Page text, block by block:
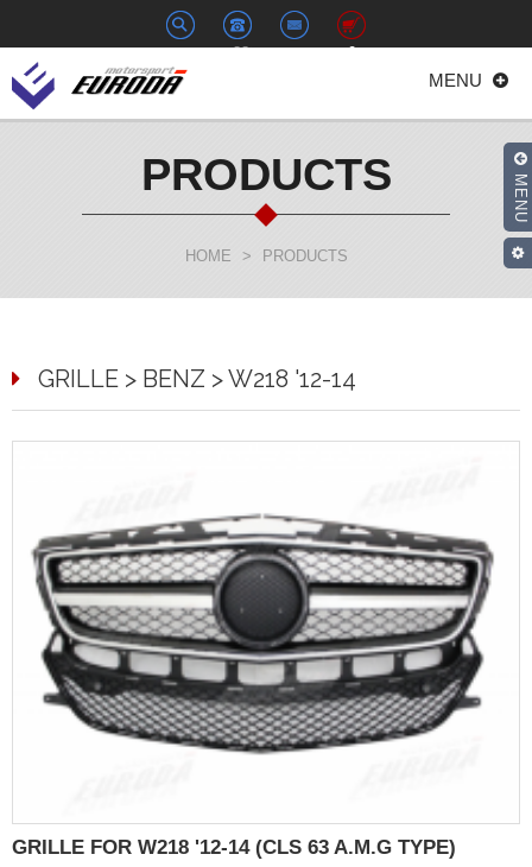
+886-
euroda@euroda.com.tw
0
MENU
PRODUCTS
HOME > PRODUCTS
MENU
GRILLE > BENZ > W218 '12-14
GRILLE FOR W218 '12-14 (CLS 63 A.M.G TYPE)